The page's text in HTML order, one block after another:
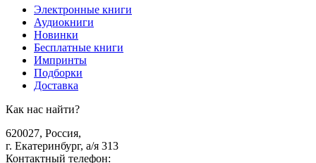
Электронные книги
Аудиокниги
Новинки
Бесплатные книги
Импринты
Подборки
Доставка
Как нас найти?
620027, Россия,
г. Екатеринбург, а/я 313
Контактный телефон: